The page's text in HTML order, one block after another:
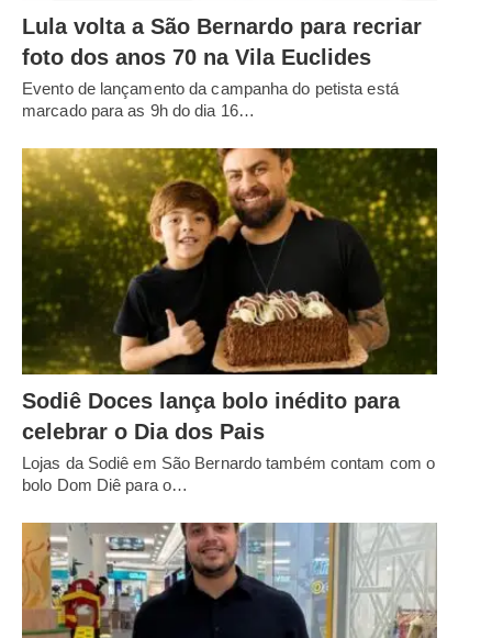
Lula volta a São Bernardo para recriar
foto dos anos 70 na Vila Euclides
Evento de lançamento da campanha do petista está
marcado para as 9h do dia 16…
Sodiê Doces lança bolo inédito para
celebrar o Dia dos Pais
Lojas da Sodiê em São Bernardo também contam com o
bolo Dom Diê para o…